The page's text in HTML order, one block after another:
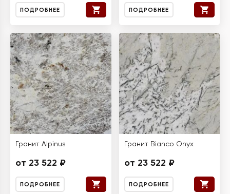
ПОДРОБНЕЕ ПОДРОБНЕЕ
Гранит Alpinus
от 23 522 ₽
ПОДРОБНЕЕ
Гранит Bianco Onyx
от 23 522 ₽
ПОДРОБНЕЕ